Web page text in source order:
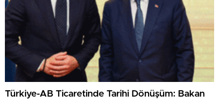
Türkiye-AB Ticaretinde Tarihi Dönüşüm: Bakan